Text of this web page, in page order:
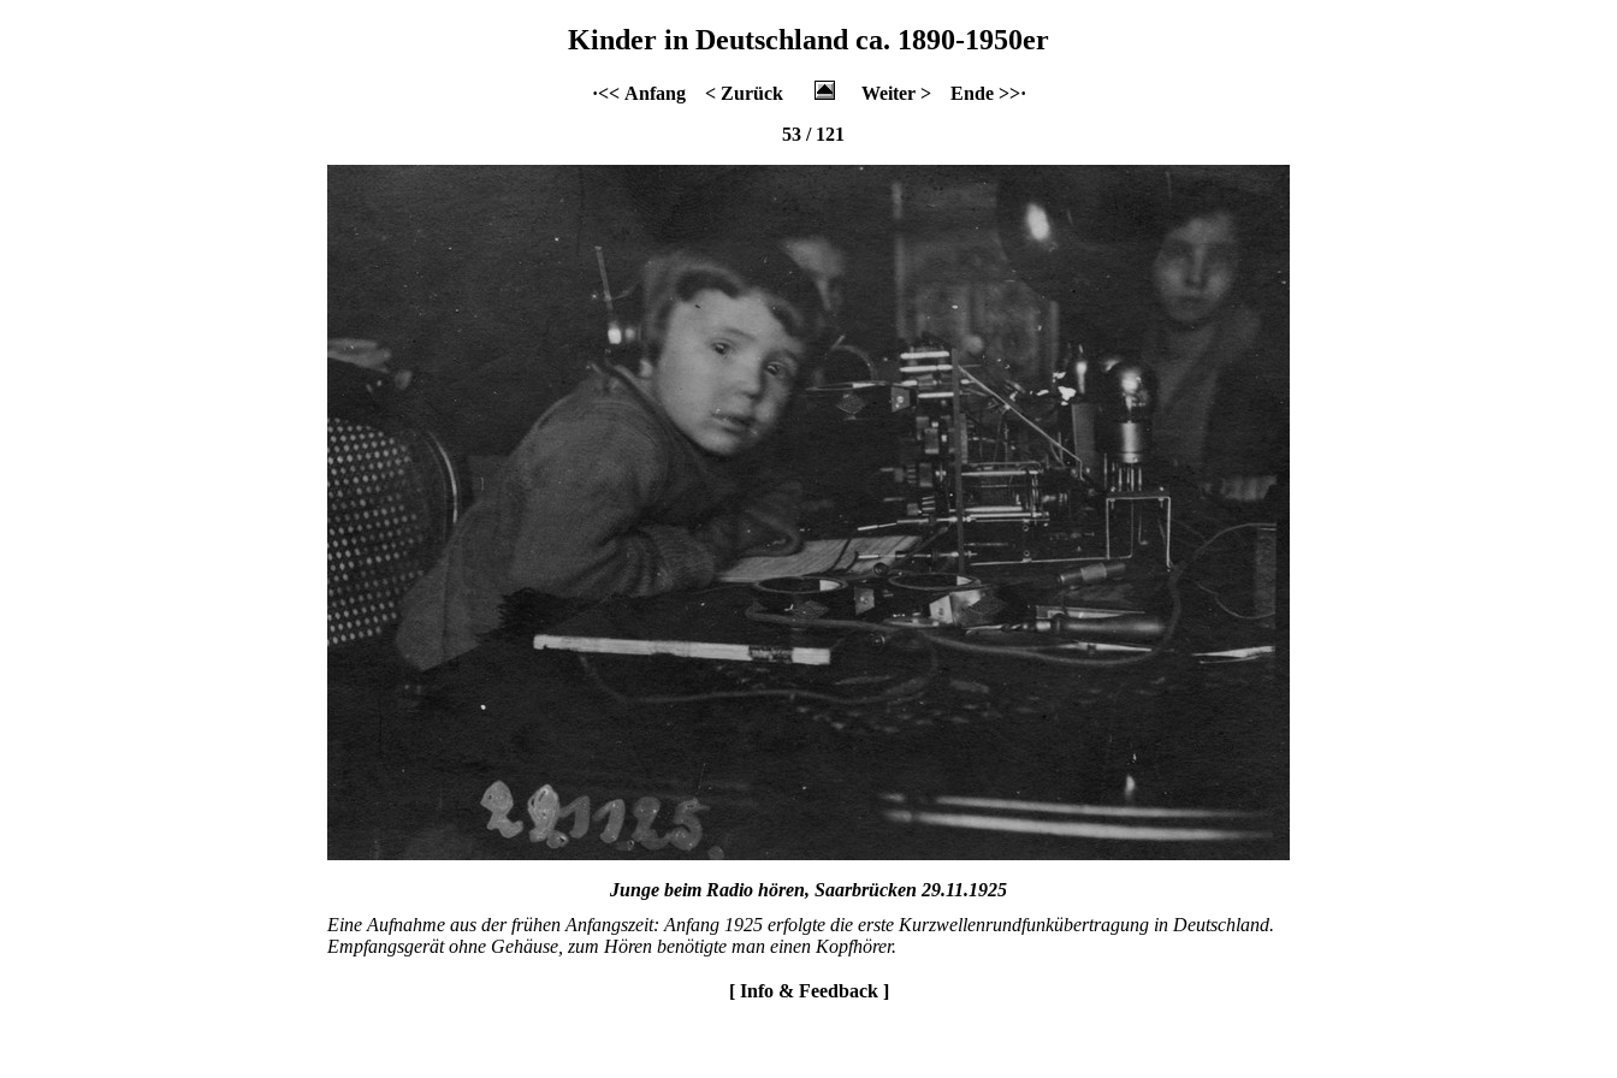
Kinder in Deutschland ca. 1890-1950er
·<< Anfang < Zurück Weiter >
Ende >>·
53 / 121
Junge beim Radio hören, Saarbrücken 29.11.1925
Eine Aufnahme aus der frühen Anfangszeit: Anfang 1925 erfolgte die erste Kurzwellenrundfunkübertragung in Deutschland.
Empfangsgerät ohne Gehäuse, zum Hören benötigte man einen Kopfhörer.
[ Info & Feedback ]